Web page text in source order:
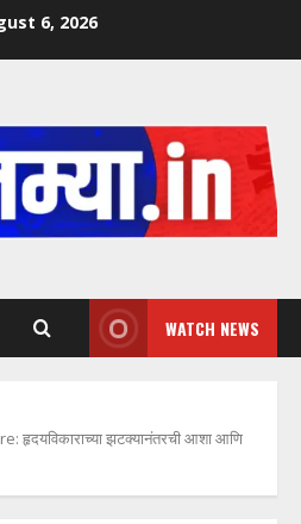
6, 2026
WATCH NEWS
हृदयविकाराच्या झटक्यानंतरची आशा आणि